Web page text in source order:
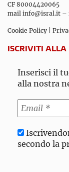
CF 80004420065
mail info@isral.it –
Cookie Policy
ISCRIVITI ALLA
Inserisci il
alla nostra
secondo la